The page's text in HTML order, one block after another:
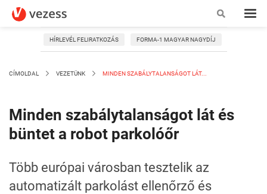
HÍRLEVÉL FELIRATKOZÁS FORMA-1 MAGYAR NAGYDÍJ
CÍMOLDAL VEZETÜNK MINDEN SZABÁLYTALANSÁGOT LÁT...
Minden szabálytalanságot lát és
büntet a robot parkolóőr
Több európai városban tesztelik az
automatizált parkolást ellenőrző és